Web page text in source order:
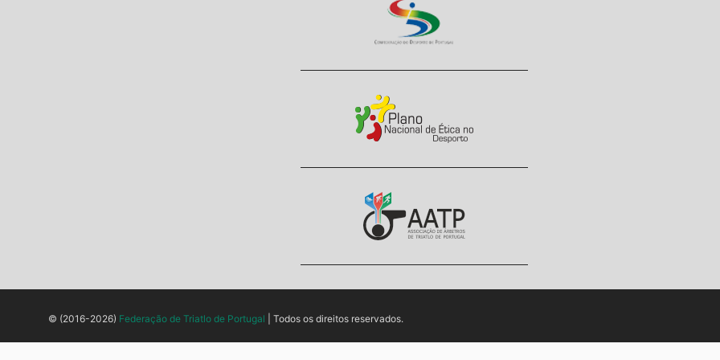
© (2016-2026) Federação de Triatlo de Portugal | Todos os direitos reservados.